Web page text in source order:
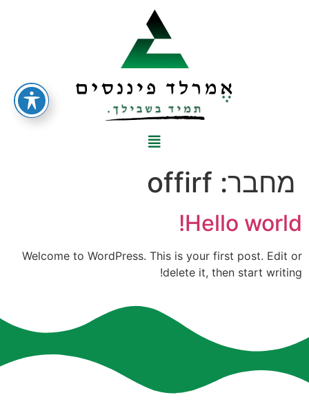
מחבר: offirf
Hello world!
Welcome to WordPress. This is your first post. Edit or
delete it, then start writing!